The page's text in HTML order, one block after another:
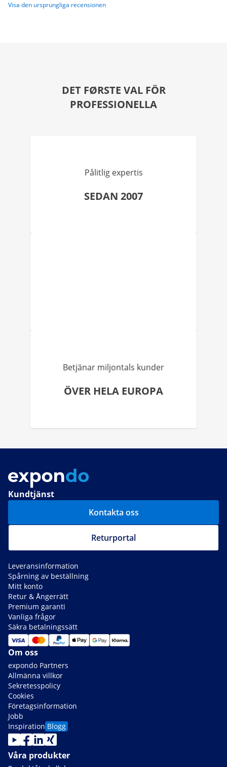
Visa den ursprungliga recensionen
DET FØRSTE VAL FÖR
PROFESSIONELLA
Pålitlig expertis
SEDAN 2007
Betjänar miljontals kunder
ÖVER HELA EUROPA
Kundtjänst
Kontakta oss
Returportal
Leveransinformation
Spårning av beställning
Mitt konto
Retur & Ångerrätt
Premium garanti
Vanliga frågor
Säkra betalningssätt
Om oss
expondo Partners
Allmänna villkor
Sekretesspolicy
Cookies
Företagsinformation
Jobb
Inspiration Blogg
Våra produkter